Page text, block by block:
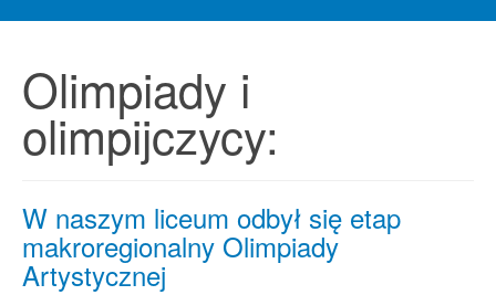
Olimpiady i
olimpijczycy:
W naszym liceum odbył się etap
makroregionalny Olimpiady
Artystycznej